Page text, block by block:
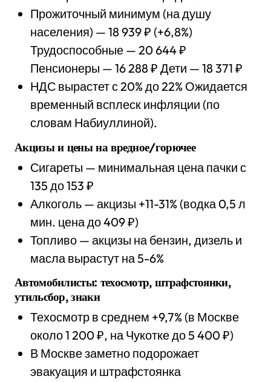
Прожиточный минимум (на душу
населения) — 18 939 ₽ (+6,8%)
Трудоспособные — 20 644 ₽
Пенсионеры — 16 288 ₽ Дети — 18 371 ₽
НДС вырастет с 20% до 22% Ожидается
временный всплеск инфляции (по
словам Набиуллиной).
Акцизы и цены на вредное/горючее
Сигареты — минимальная цена пачки с
135 до 153 ₽
Алкоголь — акцизы +11-31% (водка 0,5 л
мин. цена до 409 ₽)
Топливо — акцизы на бензин, дизель и
масла вырастут на 5-6%
Автомобилисты: техосмотр, штрафстоянки,
утильсбор, знаки
Техосмотр в среднем +9,7% (в Москве
около 1 200 ₽, на Чукотке до 5 400 ₽)
В Москве заметно подорожает
эвакуация и штрафстоянка